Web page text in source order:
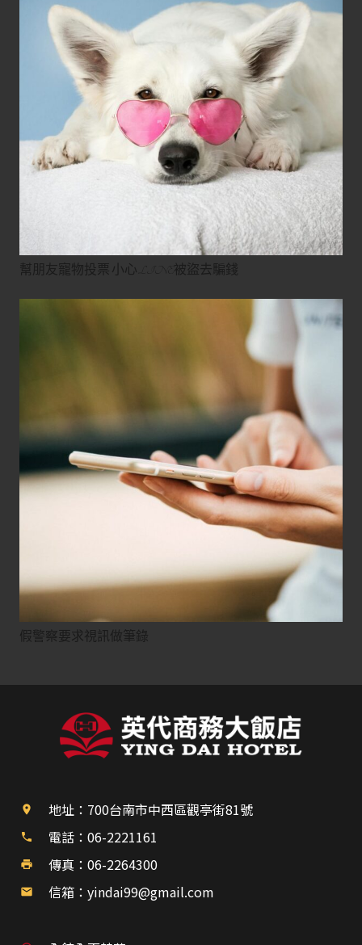
幫朋友寵物投票 小心LINE被盜去騙錢
假警察要求視訊做筆錄
place 地址：700台南市中西區觀亭街81號
phone 電話：06-2221161
print 傳真：06-2264300
mail 信箱：yindai99@gmail.com